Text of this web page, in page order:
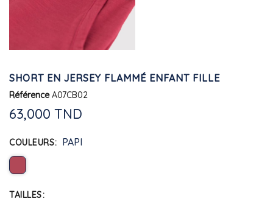
SHORT EN JERSEY FLAMMÉ ENFANT FILLE
Référence A07CB02
63,000 TND
COULEURS PAPI
TAILLES